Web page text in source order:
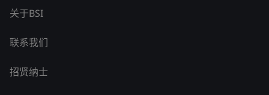
关于BSI
联系我们
招贤纳士